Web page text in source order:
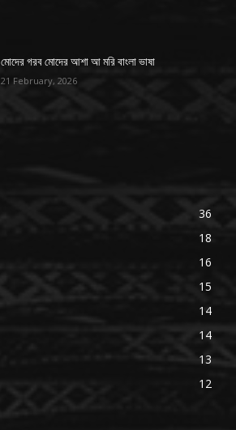
মোদের গরব মোদের আশা আ মরি বাংলা ভাষা
21 February, 2026
36
18
16
15
14
14
13
12